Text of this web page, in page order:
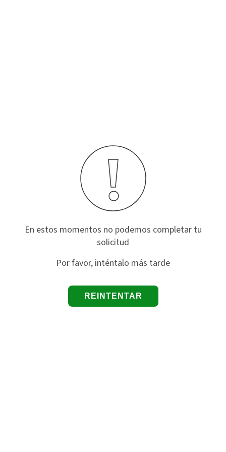
En estos momentos no podemos completar tu
solicitud
Por favor, inténtalo más tarde
REINTENTAR